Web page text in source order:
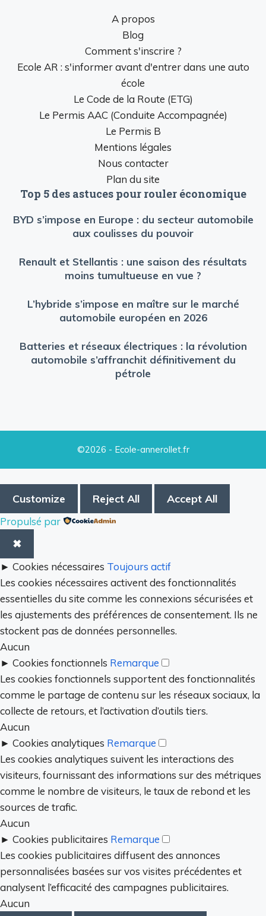
A propos
Blog
Comment s'inscrire ?
Ecole AR : s'informer avant d'entrer dans une auto
école
Le Code de la Route (ETG)
Le Permis AAC (Conduite Accompagnée)
Le Permis B
Mentions légales
Nous contacter
Plan du site
Top 5 des astuces pour rouler économique
BYD s’impose en Europe : du secteur automobile
aux coulisses du pouvoir
Renault et Stellantis : une saison des résultats
moins tumultueuse en vue ?
L’hybride s’impose en maître sur le marché
automobile européen en 2026
Batteries et réseaux électriques : la révolution
automobile s’affranchit définitivement du
pétrole
©2026 - Ecole-annerollet.fr
Customize Reject All Accept All
Propulsé par
✖
► Cookies nécessaires Toujours actif
Les cookies nécessaires activent des fonctionnalités
essentielles du site comme les connexions sécurisées et
les ajustements des préférences de consentement. Ils ne
stockent pas de données personnelles.
Aucun
► Cookies fonctionnels Remarque
Les cookies fonctionnels supportent des fonctionnalités
comme le partage de contenu sur les réseaux sociaux, la
collecte de retours, et l’activation d’outils tiers.
Aucun
► Cookies analytiques Remarque
Les cookies analytiques suivent les interactions des
visiteurs, fournissant des informations sur des métriques
comme le nombre de visiteurs, le taux de rebond et les
sources de trafic.
Aucun
► Cookies publicitaires Remarque
Les cookies publicitaires diffusent des annonces
personnalisées basées sur vos visites précédentes et
analysent l’efficacité des campagnes publicitaires.
Aucun